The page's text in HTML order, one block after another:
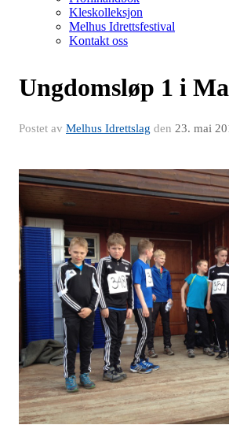
Kleskolleksjon
Melhus Idrettsfestival
Kontakt oss
Ungdomsløp 1 i
Postet av Melhus Idrettslag den 23. mai